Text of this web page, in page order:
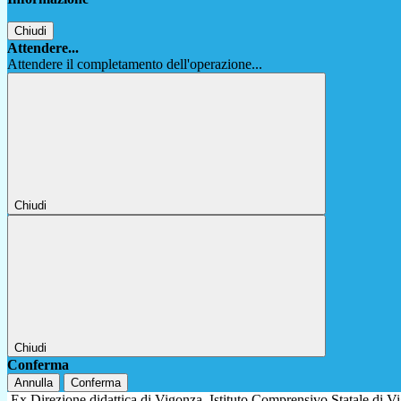
Chiudi
Attendere...
Attendere il completamento dell'operazione...
Chiudi
Chiudi
Conferma
Annulla Conferma